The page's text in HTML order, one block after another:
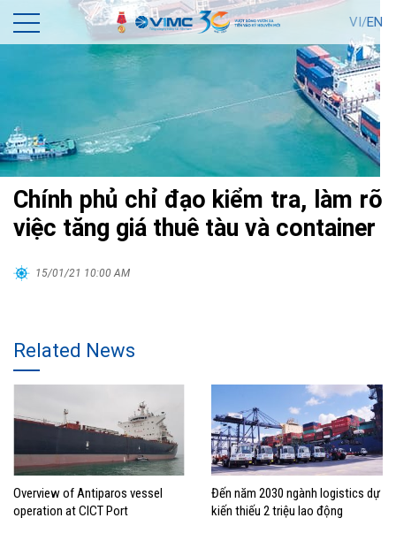
VI/EN
Chính phủ chỉ đạo kiểm tra, làm rõ
việc tăng giá thuê tàu và container
15/01/21 10:00 AM
Related News
Overview of Antiparos vessel
operation at CICT Port
Đến năm 2030 ngành logistics dự
kiến thiếu 2 triệu lao động